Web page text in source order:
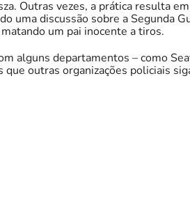
Outras vezes, a prática resulta
uma discussão sobre a Segunda
um pai inocente a tiros.
alguns departamentos – como
outras organizações policiais